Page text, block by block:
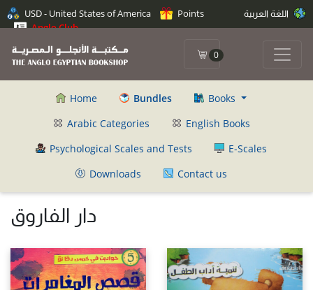
USD - United States of America
Points
Anglo Club
0
Home Bundles
Books
Arabic Categories
English Books
Psychological Scales and Tests
E-Scales
Downloads
Contact us
دار الفاروق